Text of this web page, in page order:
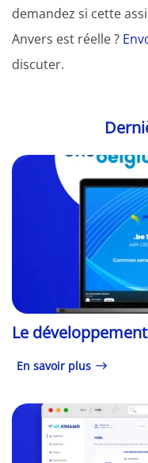
demandez si cette
Anvers est réelle ?
discuter.
Le
En savoir plus